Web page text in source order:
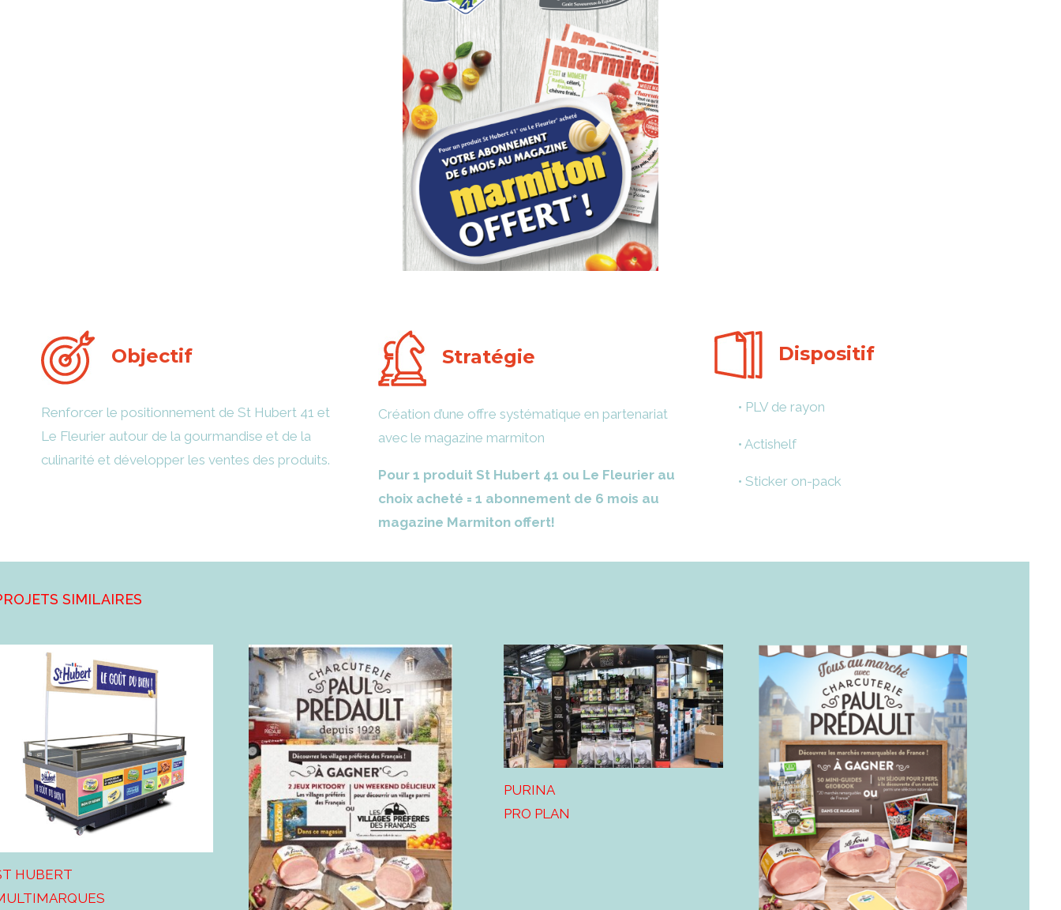
Objectif
Renforcer le positionnement de St Hubert 41 et
Le Fleurier autour de la gourmandise et de la
culinarité et développer les ventes des produits.
Stratégie
Création d’une offre systématique en partenariat
avec le magazine marmiton
Pour 1 produit St Hubert 41 ou Le Fleurier au
choix acheté = 1 abonnement de 6 mois au
magazine Marmiton offert!
Dispositif
• PLV de rayon
• Actishelf
•Sticker on-pack
similaires
HUBERT
PURINA
PRO PLAN